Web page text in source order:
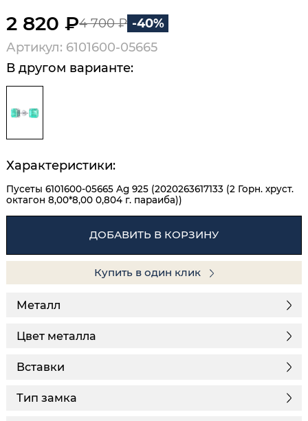
2 820 ₽4 700 ₽ -40%
Артикул: 6101600-05665
В другом варианте:
Характеристики:
Пусеты 6101600-05665 Ag 925 (2020263617133 (2 Горн. хруст.
октагон 8,00*8,00 0,804 г. параиба))
ДОБАВИТЬ В КОРЗИНУ
Купить в один клик
Металл
Цвет металла
Вставки
Тип замка